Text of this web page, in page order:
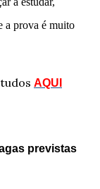
a prova é muito
AQUI
previstas